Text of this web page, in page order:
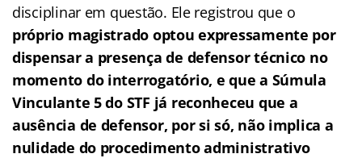
disciplinar em questão. Ele registrou que o
próprio magistrado optou expressamente por
dispensar a presença de defensor técnico no
momento do interrogatório, e que a Súmula
Vinculante 5 do STF já reconheceu que a
ausência de defensor, por si só, não implica a
nulidade do procedimento administrativo